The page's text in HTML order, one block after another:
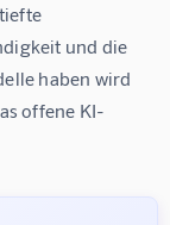
und die
haben wird
offene KI-